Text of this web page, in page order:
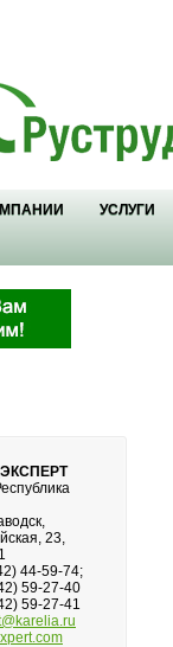
УСЛУГИ
23,
44-59-74;
59-27-40
59-27-41